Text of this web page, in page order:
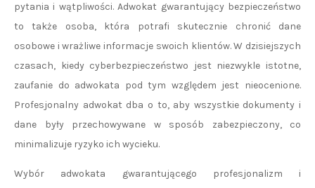
pytania i wątpliwości. Adwokat gwarantujący bezpieczeństwo
to także osoba, która potrafi skutecznie chronić dane
osobowe i wrażliwe informacje swoich klientów. W dzisiejszych
czasach, kiedy cyberbezpieczeństwo jest niezwykle istotne,
zaufanie do adwokata pod tym względem jest nieocenione.
Profesjonalny adwokat dba o to, aby wszystkie dokumenty i
dane były przechowywane w sposób zabezpieczony, co
minimalizuje ryzyko ich wycieku.
Wybór adwokata gwarantującego profesjonalizm i